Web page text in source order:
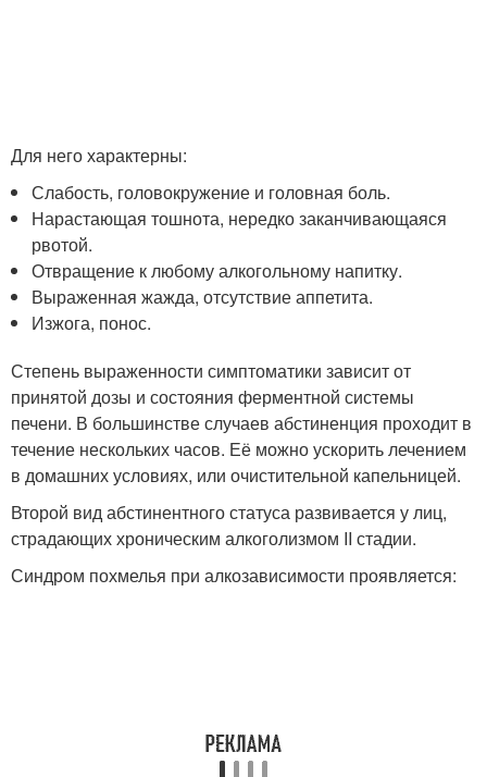
Для него характерны:
Слабость, головокружение и головная боль.
Нарастающая тошнота, нередко заканчивающаяся
рвотой.
Отвращение к любому алкогольному напитку.
Выраженная жажда, отсутствие аппетита.
Изжога, понос.
Степень выраженности симптоматики зависит от
принятой дозы и состояния ферментной системы
печени. В большинстве случаев абстиненция проходит в
течение нескольких часов. Её можно ускорить лечением
в домашних условиях, или очистительной капельницей.
Второй вид абстинентного статуса развивается у лиц,
страдающих хроническим алкоголизмом II стадии.
Синдром похмелья при алкозависимости проявляется: